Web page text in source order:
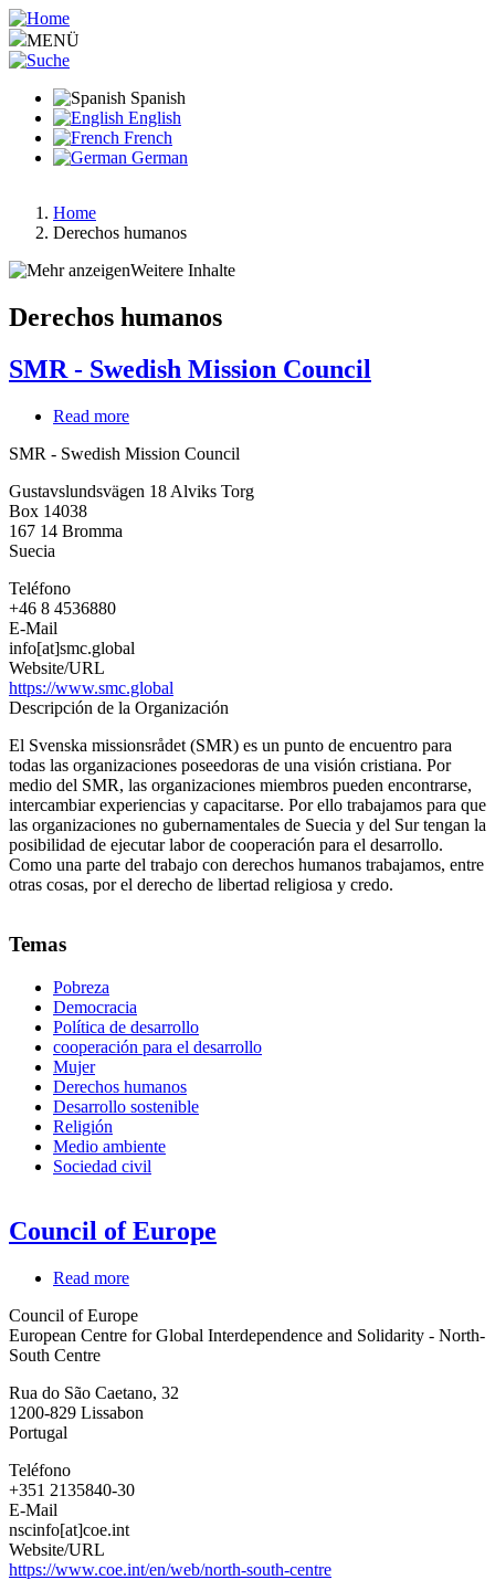
Pasar
al
contenido
MENÜ
Spanish
English
French
German
Ruta
de
Home
Derechos humanos
Weitere Inhalte
Derechos humanos
SMR - Swedish Mission Council
Read more
-
Mission
SMR - Swedish Mission Council
Gustavslundsvägen 18 Alviks Torg
Box 14038
167 14 Bromma
Suecia
Teléfono
+46 8 4536880
E-Mail
info[at]smc.global
Website/URL
https://www.smc.global
Descripción de la Organización
El Svenska missionsrådet (SMR) es un punto de encuentro para
todas las organizaciones poseedoras de una visión cristiana. Por
medio del SMR, las organizaciones miembros pueden encontrarse,
intercambiar experiencias y capacitarse. Por ello trabajamos para que
las organizaciones no gubernamentales de Suecia y del Sur tengan la
posibilidad de ejecutar labor de cooperación para el desarrollo.
Como una parte del trabajo con derechos humanos trabajamos, entre
otras cosas, por el derecho de libertad religiosa y credo.
Temas
Pobreza
Democracia
Política de desarrollo
cooperación para el desarrollo
Mujer
Derechos humanos
Desarrollo sostenible
Religión
Medio ambiente
Sociedad civil
Council of Europe
Read more
of
Europe
Council of Europe
European Centre for Global Interdependence and Solidarity - North-
South Centre
Rua do São Caetano, 32
1200-829 Lissabon
Portugal
Teléfono
+351 2135840-30
E-Mail
nscinfo[at]coe.int
Website/URL
https://www.coe.int/en/web/north-south-centre